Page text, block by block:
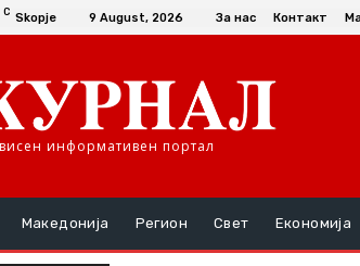
C Skopje 9 August, 2026 За нас Контакт
информативен портал
Македонија Регион Свет Економија